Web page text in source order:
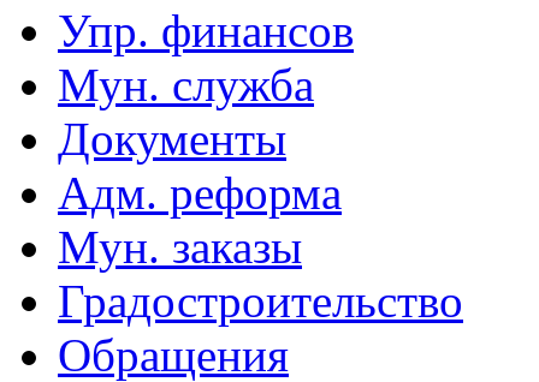
Упр. финансов
Мун. служба
Документы
Адм. реформа
Мун. заказы
Градостроительство
Обращения